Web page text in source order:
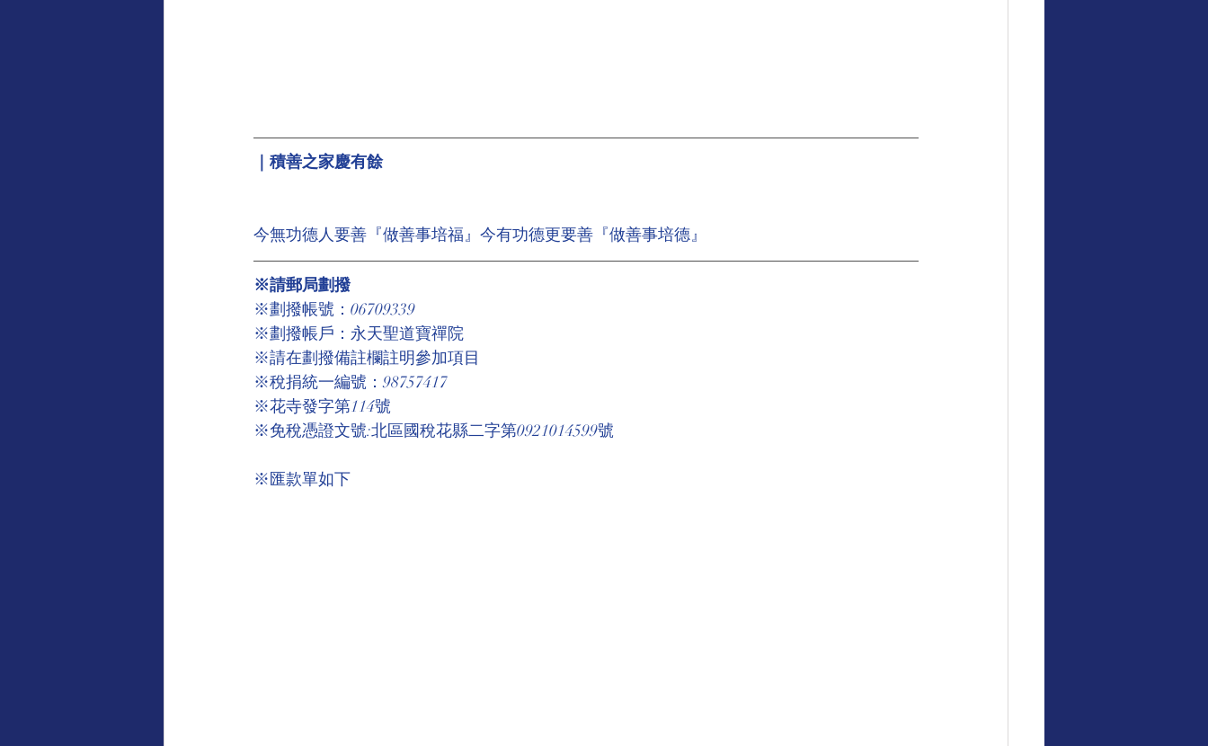
｜積善之家慶有餘
今無功德人要善『做善事培福』今有功德更要善『做善事培德』
※請郵局劃撥
※劃撥帳號：06709339
※劃撥帳戶：永天聖道寶禪院
※請在劃撥備註欄註明參加項目
※稅捐統一編號：98757417
※花寺發字第114號
※免稅憑證文號:北區國稅花縣二字第0921014599號
※匯款單如下